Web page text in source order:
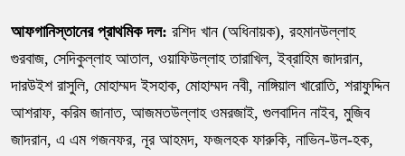
আফগানিস্তানের প্রাথমিক দল: রশিদ খান (অধিনায়ক), রহমানউল্লাহ
গুরবাজ, সেদিকুল্লাহ আতাল, ওয়াফিউল্লাহ তারাখিল, ইব্রাহিম জাদরান,
দারউইশ রাসুলি, মোহাম্মদ ইসহাক, মোহাম্মদ নবী, নাঙ্গিয়াল খারোতি, শরাফুদ্দিন
আশরাফ, করিম জানাত, আজমতউল্লাহ ওমরজাই, গুলবাদিন নাইব, মুজিব
জাদরান, এ এম গজনফর, নূর আহমদ, ফজলহক ফারুকি, নাভিন-উল-হক,